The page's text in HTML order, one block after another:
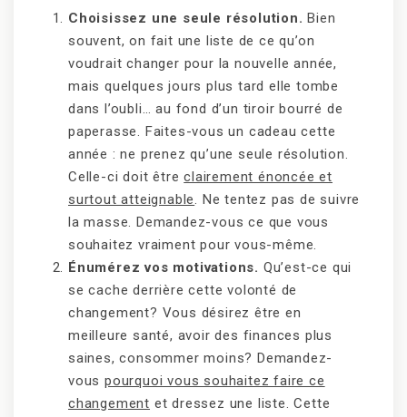
Choisissez une seule résolution. Bien
souvent, on fait une liste de ce qu’on
voudrait changer pour la nouvelle année,
mais quelques jours plus tard elle tombe
dans l’oubli… au fond d’un tiroir bourré de
paperasse. Faites-vous un cadeau cette
année : ne prenez qu’une seule résolution.
Celle-ci doit êtreclairement énoncée et
surtout atteignable. Ne tentez pas de suivre
la masse. Demandez-vous ce que vous
souhaitez vraiment pour vous-même.
Énumérez vos motivations. Qu’est-ce qui
se cache derrière cette volonté de
changement? Vous désirez être en
meilleure santé, avoir des finances plus
saines, consommer moins? Demandez-
vous pourquoi vous souhaitez faire ce
changement et dressez une liste. Cette